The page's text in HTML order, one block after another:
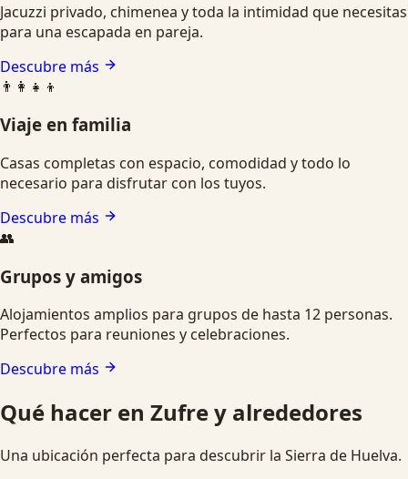
Jacuzzi privado, chimenea y toda la intimidad que necesitas
para una escapada en pareja.
Descubre más
👨‍👩‍👧‍👦
Viaje en familia
Casas completas con espacio, comodidad y todo lo
necesario para disfrutar con los tuyos.
Descubre más
👥
Grupos y amigos
Alojamientos amplios para grupos de hasta 12 personas.
Perfectos para reuniones y celebraciones.
Descubre más
Qué hacer en Zufre y alrededores
Una ubicación perfecta para descubrir la Sierra de Huelva.